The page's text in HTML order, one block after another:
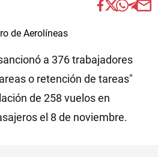
a 376 trabajadores
o retención de tareas"
de 258 vuelos en
el 8 de noviembre.